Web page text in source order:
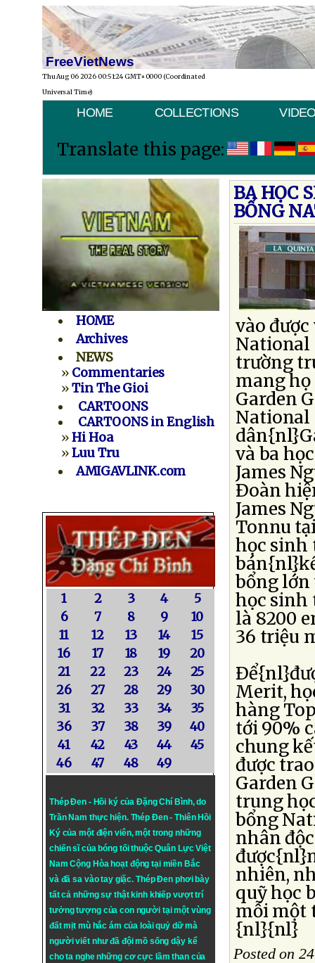
FreeVietNews
Thu Aug 06 2026 00:51:24 GMT+0000 (Coordinated
Universal Time)
HOME COLLECTIONS
Translate this page:
HOME
Archives
NEWS
» Commentaries
»Tin The Gioi
CARTOONS
CARTOONS in English
»Hi Hoa
»Luu Tru
AMIGAVLINK.com
1 2 3 4
5
6
7 8 9
10
11
12 13 14
15
16
17 18 19
20
21
22 23 24
25
26
27 28 29
30
31
32 33 34
35
36
37 38 39
40
41
42 43 44
45
46
47 48 49
Thép Đen - Hồi ký của Đặng Chí Bình, do
Trần Nam thực hiện. Thép Đen- Thiên Hồi
Ký của một điện viên, một trong những
chiến sĩ của bóng tối thuộc Quân Lực Việt
Nam Cộng Hòa hoạt động tại miền Bắc
và đã sa vào tay giặc. Thép Đen phơi bày
tất cả những sự thật kinh khiếp vượt trí
tưởng tượng của con người tại một vùng
đất mịt mù hắc ám của loài quỷ dữ mà
người viết như đã đội mồ sống dậy kể
cho ta nghe những cơ cực lầm than của
BA HỌC
BỔNG
vào
National
trường
mang họ
Garden
National
và ba
James
Ðoàn
James
Tonnu
học sinh
bổng lớn
học sinh
là 8200
36 triệu
Merit,
hàng
tới 90%
chung
được
Garden
trung
bổng
nhân
nhiên,
quỹ học
mỗi một
{nl}{nl}
Posted on